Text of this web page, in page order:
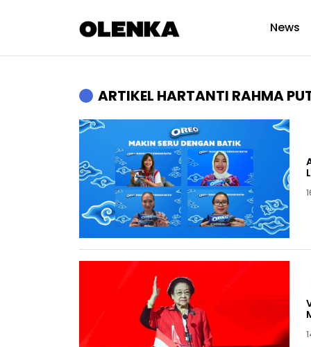
News
ARTIKEL HARTANTI RAHMA